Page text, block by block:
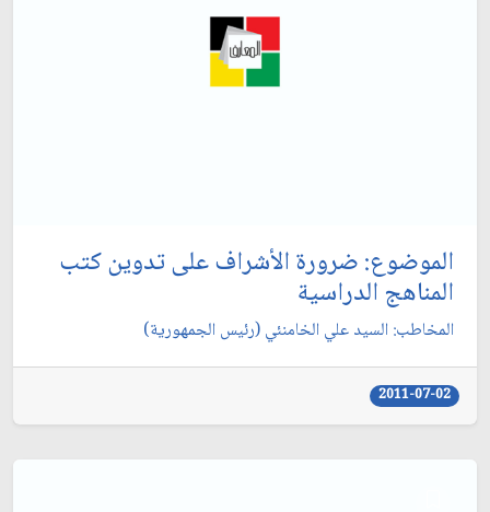
الموضوع: ضرورة الأشراف على تدوين كتب
المناهج الدراسية
المخاطب: السيد علي الخامنئي (رئيس الجمهورية)
2011-07-02